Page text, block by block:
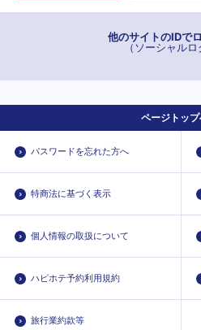
他のサイトのIDで
（ソーシャル
ページトッ
パスワードを忘れた方へ
特商法に基づく表示
個人情報の取扱について
ハピホテ予約利用規約
旅行業約款等